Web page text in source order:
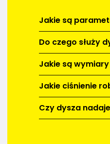
Jakie są
Do czego służy
Jakie są
Jakie ciśnienie
Czy dysza